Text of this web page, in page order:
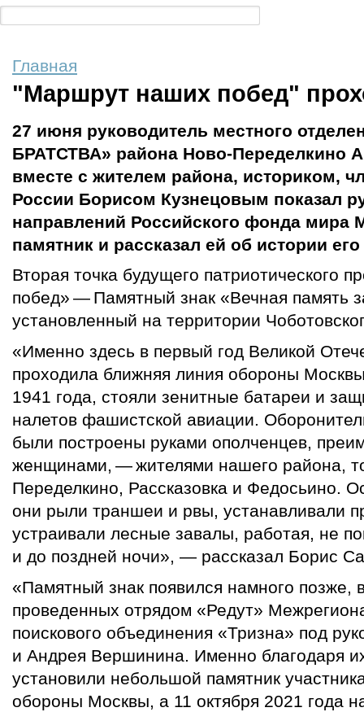
Главная
"Маршрут наших побед"
27 июня руководитель местного
БРАТСТВА» района Ново-Переделкино
вместе с жителем района, историком,
России Борисом Кузнецовым показал
направлений Российского фонда мира
памятник и рассказал ей об истории
Вторая точка будущего патриотического
побед» — Памятный знак «Вечная память
установленный на территории
«Именно здесь в первый год Великой
проходила ближняя линия обороны
1941 года, стояли зенитные батареи и
налетов фашистской авиации.
были построены руками ополченцев,
женщинами, — жителями нашего района,
Переделкино, Рассказовка и Федосьино.
они рыли траншеи и рвы, устанавливали
устраивали лесные завалы, работая, не
и до поздней ночи», — рассказал Борис
«Памятный знак появился намного позже,
проведенных отрядом «Редут»
поискового объединения «Тризна» под
и Андрея Вершинина. Именно благодаря
установили небольшой памятник
обороны Москвы, а 11 октября 2021 года